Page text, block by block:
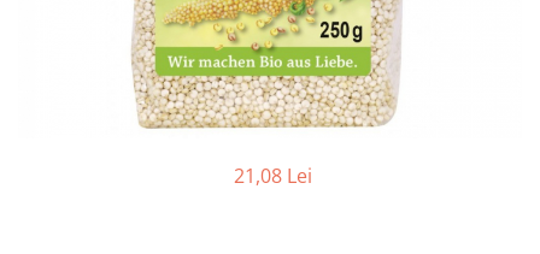
Vinuri, bere si alte bauturi
Siropuri naturale
21,08 Lei